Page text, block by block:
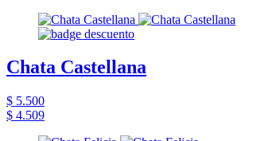
Chata Castellana
$ 5.500
$ 4.509